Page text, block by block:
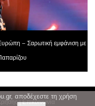
– Σαρωτική εμφάνιση με
|Επικοινωνία
αποδέχεστε τη χρήση